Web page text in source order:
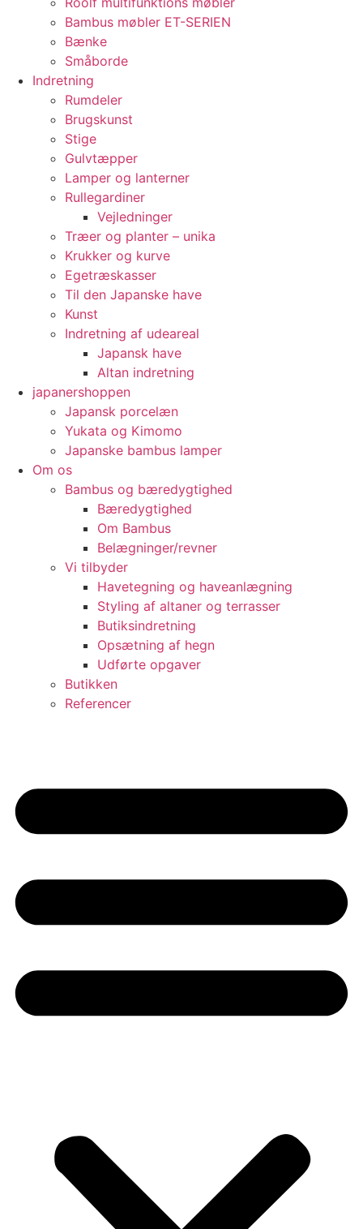
Bambus møbler ET-SERIEN
Bænke
Småborde
Indretning
Rumdeler
Brugskunst
Stige
Gulvtæpper
Lamper og lanterner
Rullegardiner
Vejledninger
Træer og planter – unika
Krukker og kurve
Egetræskasser
Til den Japanske have
Kunst
Indretning af udeareal
Japansk have
Altan indretning
japanershoppen
Japansk porcelæn
Yukata og Kimomo
Japanske bambus lamper
Om os
Bambus og bæredygtighed
Bæredygtighed
Om Bambus
Belægninger/revner
Vi tilbyder
Havetegning og haveanlægning
Styling af altaner og terrasser
Butiksindretning
Opsætning af hegn
Udførte opgaver
Butikken
Referencer